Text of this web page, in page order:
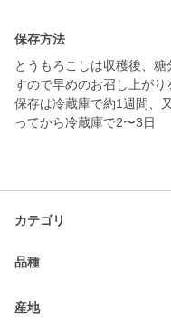
保存方法
とうもろこしは収穫後、
すので早めのお召し上がり
保存は冷蔵庫で約1週間、
ってから冷蔵庫で2〜3日
カテゴリ
品種
産地